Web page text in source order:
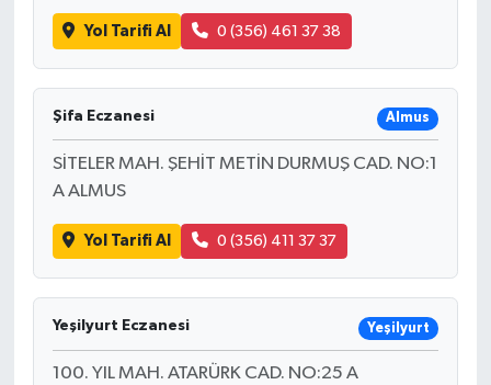
Yol Tarifi Al 0 (356) 461 37 38
Şifa Eczanesi Almus
SİTELER MAH. ŞEHİT METİN DURMUŞ CAD. NO:1
A ALMUS
Yol Tarifi Al 0 (356) 411 37 37
Yeşilyurt Eczanesi Yeşilyurt
100. YIL MAH. ATARÜRK CAD. NO:25 A